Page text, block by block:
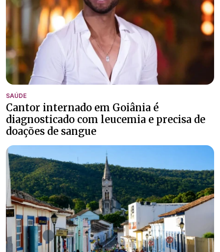
SAÚDE
Cantor internado em Goiânia é
diagnosticado com leucemia e precisa de
doações de sangue